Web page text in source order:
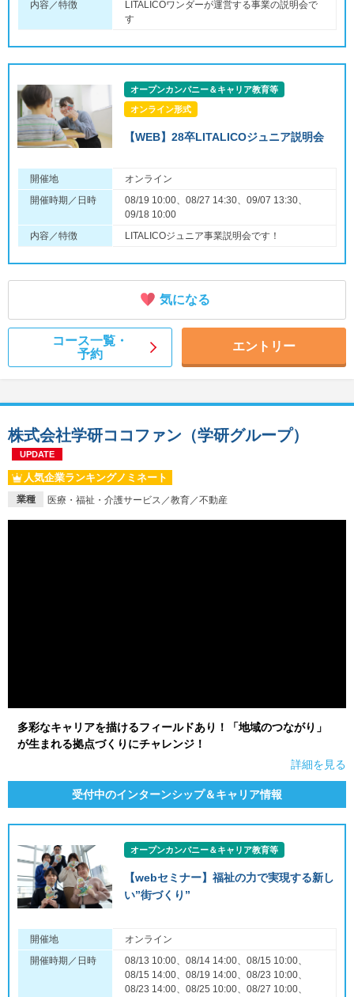
内容／特徴
LITALICOワンダーが運営する事業の説明会で
す
オープンカンパニー＆キャリア教育等
オンライン形式
【WEB】28卒LITALICOジュニア説明会
開催地
オンライン
開催時期／日時
08/19 10:00、08/27 14:30、09/07 13:30、
09/18 10:00
内容／特徴
LITALICOジュニア事業説明会です！
気になる
コース一覧・
予約
エントリー
業種 医療・福祉・介護サービス／教育／不動産
株式会社学研ココファン（学研グループ）
UPDATE
人気企業ランキングノミネート
多彩なキャリアを描けるフィールドあり！「地域のつながり」
が生まれる拠点づくりにチャレンジ！
詳細を見る
受付中のインターンシップ＆キャリア情報
オープンカンパニー＆キャリア教育等
【webセミナー】福祉の力で実現する新し
い”街づくり”
開催地
オンライン
開催時期／日時
08/13 10:00、08/14 14:00、08/15 10:00、
08/15 14:00、08/19 14:00、08/23 10:00、
08/23 14:00、08/25 10:00、08/27 10:00、